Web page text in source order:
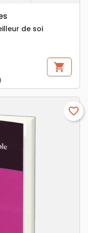
de soi
shopping_cart
favorite_border